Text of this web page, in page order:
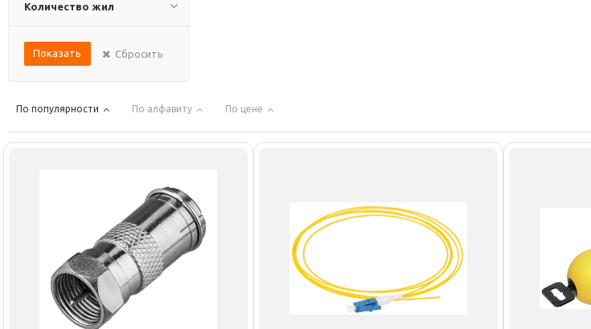
Количество жил
Показать Сбросить
По популярности По алфавиту По цене